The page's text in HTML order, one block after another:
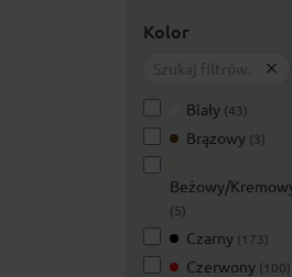
Kolor
Biały (43)
Brązowy (3)
Beżowy/
(5)
Czarny (173)
Czerwony (100)